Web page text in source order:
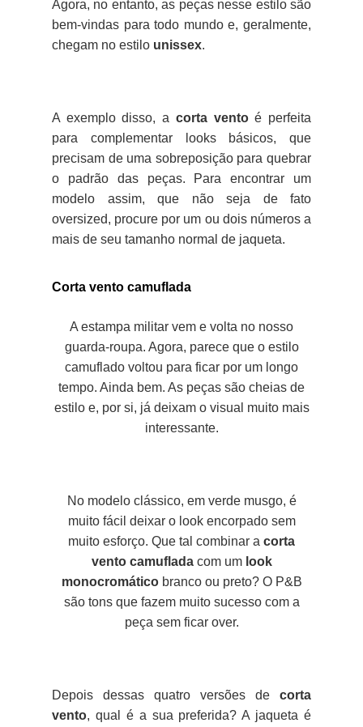
Agora, no entanto, as peças nesse estilo são
bem-vindas para todo mundo e, geralmente,
chegam no estilo unissex.
A exemplo disso, a corta ventoé perfeita
para complementar looks básicos, que
precisam de uma sobreposição para quebrar
o padrão das peças. Para encontrar um
modelo assim, que não seja de fato
oversized, procure por um ou dois números a
mais de seu tamanho normal de jaqueta.
Corta vento camuflada
A estampa militar vem e volta no nosso
guarda-roupa. Agora, parece que o estilo
camuflado voltou para ficar por um longo
tempo. Ainda bem. As peças são cheias de
estilo e, por si, já deixam o visual muito mais
interessante.
No modelo clássico, em verde musgo, é
muito fácil deixar o look encorpado sem
muito esforço. Que tal combinar a corta
vento camufladacom um look
monocromáticobranco ou preto? O P&B
são tons que fazem muito sucesso com a
peça sem ficar over.
Depois dessas quatro versões de corta
vento, qual é a sua preferida? A jaqueta é